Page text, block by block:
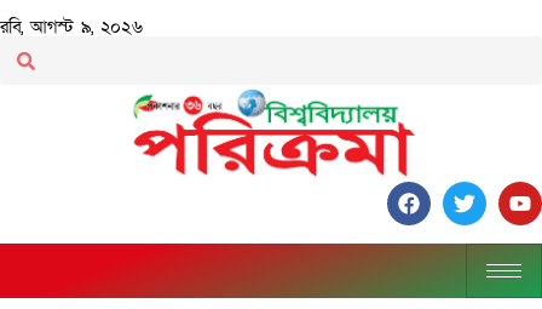
রবি, আগস্ট ৯, ২০২৬